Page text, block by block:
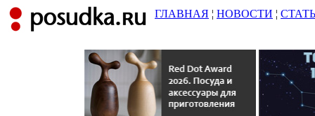
ГЛАВНАЯ ¦ НОВОСТИ ¦